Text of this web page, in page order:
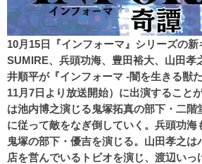
10月15日『インフォーマ』シリーズの新
SUMIRE、兵頭功海、豊田裕大、山田孝
井順平が『インフォーマ -闇を生きる獣
11月7日より放送開始）に出演すること
は池内博之演じる鬼塚拓真の部下・二階
に従って敵をなぎ倒していく。兵頭功海
鬼塚の部下・優吉を演じる。山田孝之は
店を営んでいるトビオを演じ、渡辺いっ